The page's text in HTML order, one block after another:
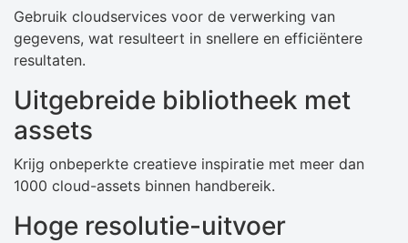
Gebruik cloudservices voor de verwerking van
gegevens, wat resulteert in snellere en efficiëntere
resultaten.
Uitgebreide bibliotheek met
assets
Krijg onbeperkte creatieve inspiratie met meer dan
1000 cloud-assets binnen handbereik.
Hoge resolutie-uitvoer